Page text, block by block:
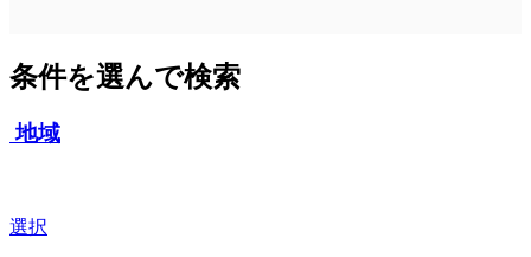
条件を選んで検索
地域
選択